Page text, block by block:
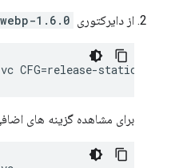
از دایرکتوری 1.6.0
برای مشاهده گزینه های